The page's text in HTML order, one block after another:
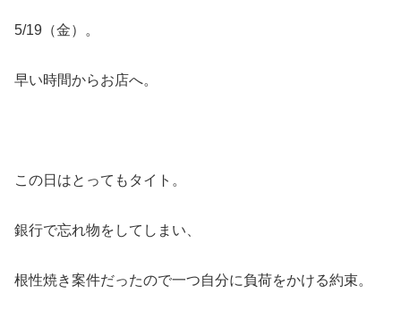
5/19（金）。
早い時間からお店へ。
この日はとってもタイト。
銀行で忘れ物をしてしまい、
根性焼き案件だったので一つ自分に負荷をかける約束。